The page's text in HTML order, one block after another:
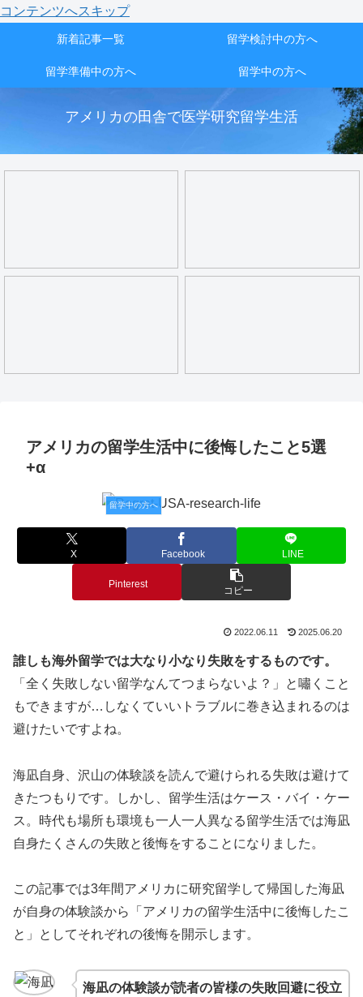
コンテンツへスキップ
アメリカの田舎で医学研究留学生活
新着記事一覧 留学検討中の方へ
留学準備中の方へ 留学中の方へ
アメリカの留学生活中に後悔したこと5選
+α
留学中の方へ
X Facebook LINE
Pinterest
コピー
2022.06.11 2025.06.20
誰しも海外留学では大なり小なり失敗をするものです。
「全く失敗しない留学なんてつまらないよ？」と嘯くこと
もできますが…しなくていいトラブルに巻き込まれるのは
避けたいですよね。
海凪自身、沢山の体験談を読んで避けられる失敗は避けて
きたつもりです。しかし、留学生活はケース・バイ・ケー
ス。時代も場所も環境も一人一人異なる留学生活では海凪
自身たくさんの失敗と後悔をすることになりました。
この記事では3年間アメリカに研究留学して帰国した海凪
が自身の体験談から「アメリカの留学生活中に後悔したこ
と」としてそれぞれの後悔を開示します。
海凪の体験談が読者の皆様の失敗回避に役立